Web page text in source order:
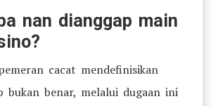
nan dianggap main
cacat mendefinisikan
bukan benar, melalui dugaan ini